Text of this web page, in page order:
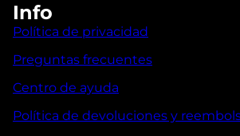
Info
Política de privacidad
Preguntas frecuentes
Centro de ayuda
Política de devoluciones y